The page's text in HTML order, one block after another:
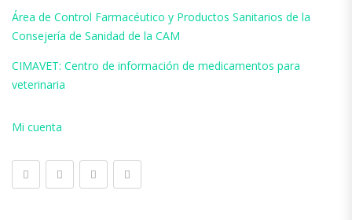
Área de Control Farmacéutico y Productos Sanitarios de la
Consejería de Sanidad de la CAM
CIMAVET: Centro de información de medicamentos para
veterinaria
Mi cuenta